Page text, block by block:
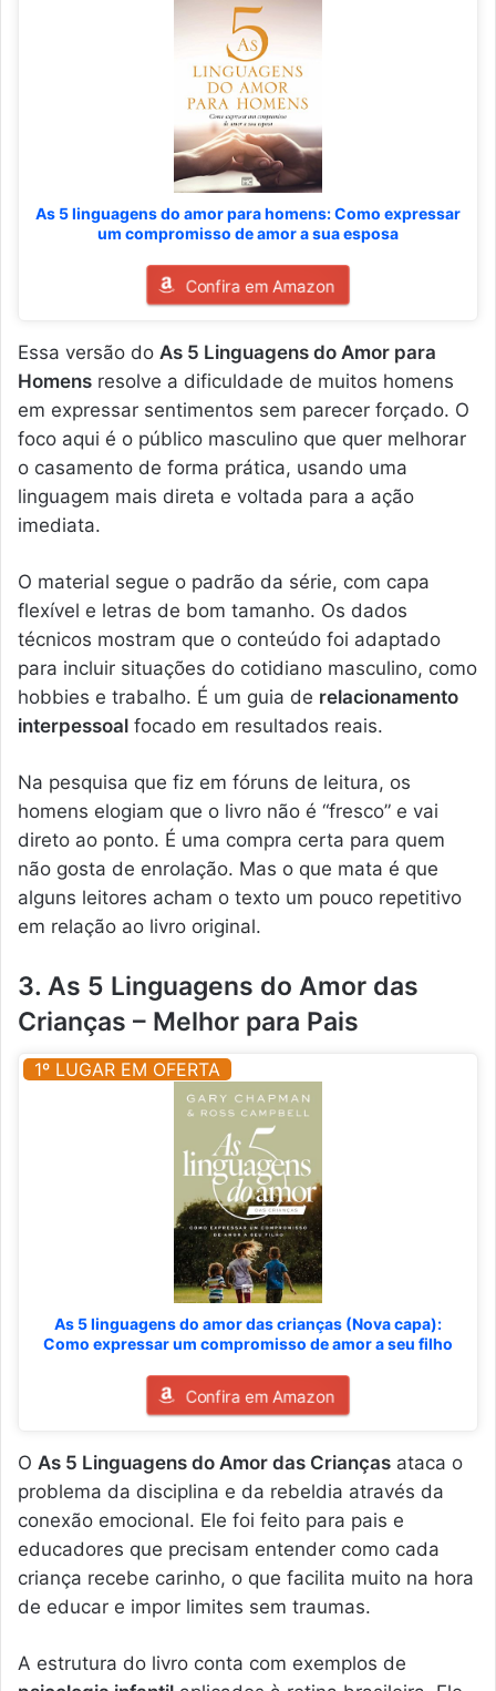
As 5 linguagens do amor para homens: Como expressar
um compromisso de amor a sua esposa
Confira em Amazon
Essa versão do As 5 Linguagens do Amor para
Homens resolve a dificuldade de muitos homens
em expressar sentimentos sem parecer forçado. O
foco aqui é o público masculino que quer melhorar
o casamento de forma prática, usando uma
linguagem mais direta e voltada para a ação
imediata.
O material segue o padrão da série, com capa
flexível e letras de bom tamanho. Os dados
técnicos mostram que o conteúdo foi adaptado
para incluir situações do cotidiano masculino, como
hobbies e trabalho. É um guia de relacionamento
interpessoal focado em resultados reais.
Na pesquisa que fiz em fóruns de leitura, os
homens elogiam que o livro não é “fresco” e vai
direto ao ponto. É uma compra certa para quem
não gosta de enrolação. Mas o que mata é que
alguns leitores acham o texto um pouco repetitivo
em relação ao livro original.
3. As 5 Linguagens do Amor das
Crianças – Melhor para Pais
1º LUGAR EM OFERTA
As 5 linguagens do amor das crianças (Nova capa):
Como expressar um compromisso de amor a seu filho
Confira em Amazon
O As 5 Linguagens do Amor das Crianças ataca o
problema da disciplina e da rebeldia através da
conexão emocional. Ele foi feito para pais e
educadores que precisam entender como cada
criança recebe carinho, o que facilita muito na hora
de educar e impor limites sem traumas.
A estrutura do livro conta com exemplos de